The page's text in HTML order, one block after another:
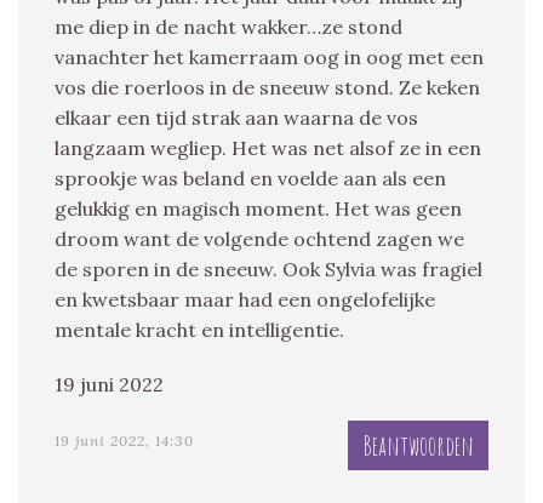
me diep in de nacht wakker…ze stond
vanachter het kamerraam oog in oog met een
vos die roerloos in de sneeuw stond. Ze keken
elkaar een tijd strak aan waarna de vos
langzaam wegliep. Het was net alsof ze in een
sprookje was beland en voelde aan als een
gelukkig en magisch moment. Het was geen
droom want de volgende ochtend zagen we
de sporen in de sneeuw. Ook Sylvia was fragiel
en kwetsbaar maar had een ongelofelijke
mentale kracht en intelligentie.
19 juni 2022
19 juni 2022, 14:30 Beantwoorden